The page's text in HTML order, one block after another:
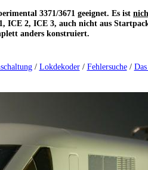
3371/3671 geeignet. Es ist
ICE 2, ICE 3, auch nicht aus
anders konstruiert.
/ Lokdekoder/ Fehlersuche/